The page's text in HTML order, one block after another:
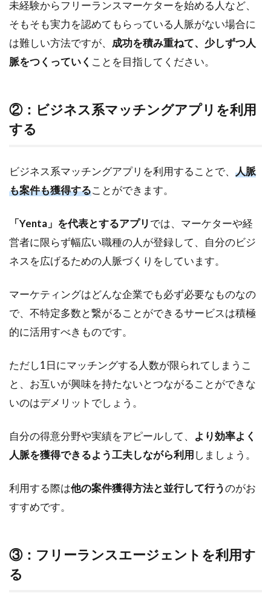
未経験からフリーランスマーケターを始める人など、
そもそも実力を認めてもらっている人脈がない場合に
は難しい方法ですが、 成功を積み重ねて、少しずつ人
脈をつくっていく ことを目指してください。
②：ビジネス系マッチングアプリを利用
する
ビジネス系マッチングアプリを利用することで、 人脈
も案件も獲得することができます。
「Yenta」を代表とするアプリでは、マーケターや経
営者に限らず幅広い職種の人が登録して、自分のビジ
ネスを広げるための人脈づくりをしています。
マーケティングはどんな企業でも必ず必要なものなの
で、不特定多数と繋がることができるサービスは積極
的に活用すべきものです。
ただし1日にマッチングする人数が限られてしまうこ
と、お互いが興味を持たないとつながることができな
いのはデメリットでしょう。
自分の得意分野や実績をアピールして、 より効率よく
人脈を獲得できるよう工夫しながら利用 しましょう。
利用する際は他の案件獲得方法と並行して行うのがお
すすめです。
③：フリーランスエージェントを利用す
る